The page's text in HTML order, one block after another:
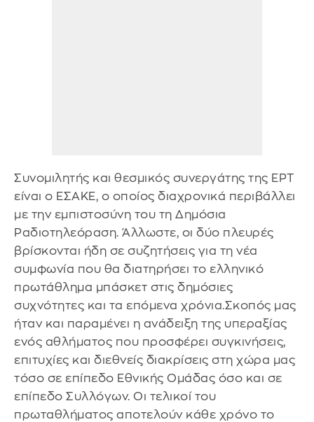
Συνομιλητής και θεσμικός συνεργάτης της ΕΡΤ
είναι ο ΕΣΑΚΕ, ο οποίος διαχρονικά περιβάλλει
με την εμπιστοσύνη του τη Δημόσια
Ραδιοτηλεόραση. Άλλωστε, οι δύο πλευρές
βρίσκονται ήδη σε συζητήσεις για τη νέα
συμφωνία που θα διατηρήσει το ελληνικό
πρωτάθλημα μπάσκετ στις δημόσιες
συχνότητες και τα επόμενα χρόνια.Σκοπός μας
ήταν και παραμένει η ανάδειξη της υπεραξίας
ενός αθλήματος που προσφέρει συγκινήσεις,
επιτυχίες και διεθνείς διακρίσεις στη χώρα μας
τόσο σε επίπεδο Εθνικής Ομάδας όσο και σε
επίπεδο Συλλόγων. Οι τελικοί του
πρωταθλήματος αποτελούν κάθε χρόνο το